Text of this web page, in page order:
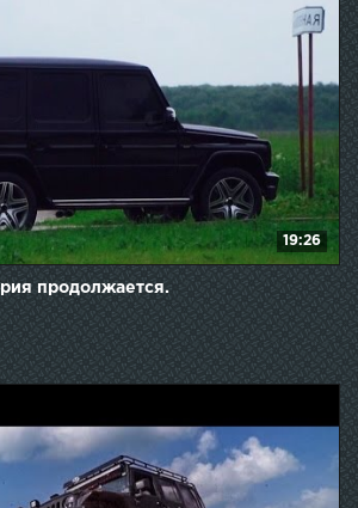
19:26
продолжается.